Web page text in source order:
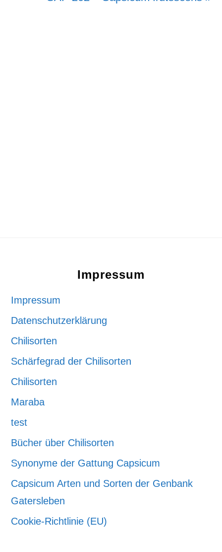
Impressum
Impressum
Datenschutzerklärung
Chilisorten
Schärfegrad der Chilisorten
Chilisorten
Maraba
test
Bücher über Chilisorten
Synonyme der Gattung Capsicum
Capsicum Arten und Sorten der Genbank
Gatersleben
Cookie-Richtlinie (EU)